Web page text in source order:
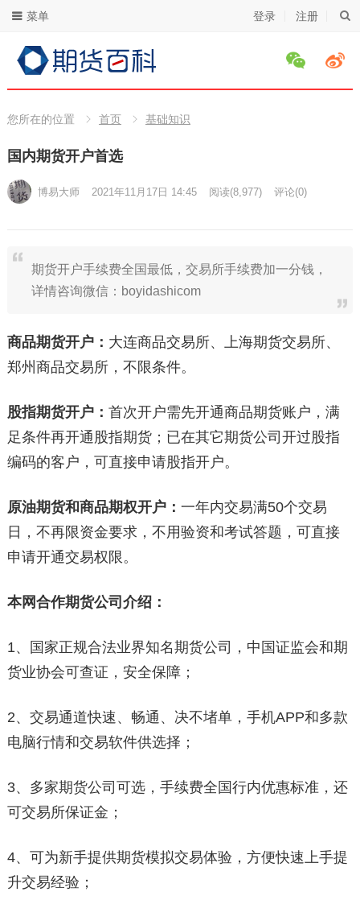
登录 注册
菜单
您所在的位置 首页 基础知识
国内期货开户首选
博易大师 2021年11月17日 14:45 阅读(8,977) 评论(0)
期货开户手续费全国最低，交易所手续费加一分钱，
详情咨询微信：boyidashicom
商品期货开户： 大连商品交易所、上海期货交易所、
郑州商品交易所，不限条件。
股指期货开户： 首次开户需先开通商品期货账户，满
足条件再开通股指期货；已在其它期货公司开过股指
编码的客户，可直接申请股指开户。
原油期货和商品期权开户： 一年内交易满50个交易
日，不再限资金要求，不用验资和考试答题，可直接
申请开通交易权限。
本网合作期货公司介绍：
1、国家正规合法业界知名期货公司，中国证监会和期
货业协会可查证，安全保障；
2、交易通道快速、畅通、决不堵单，手机APP和多款
电脑行情和交易软件供选择；
3、多家期货公司可选，手续费全国行内优惠标准，还
可交易所保证金；
4、可为新手提供期货模拟交易体验，方便快速上手提
升交易经验；